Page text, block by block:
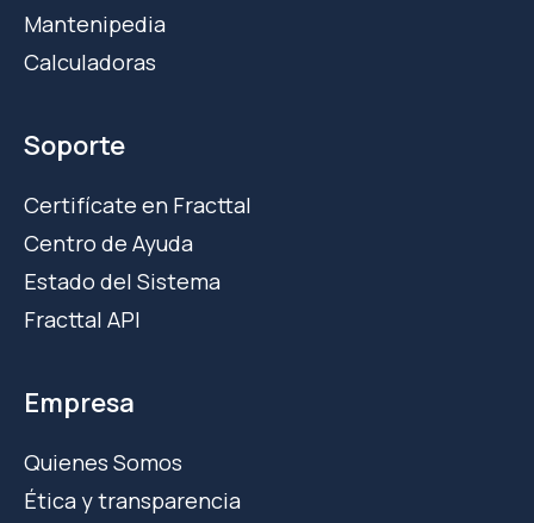
Mantenipedia
Calculadoras
Soporte
Certifícate en Fracttal
Centro de Ayuda
Estado del Sistema
Fracttal API
Empresa
Quienes Somos
Ética y transparencia